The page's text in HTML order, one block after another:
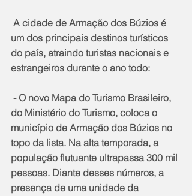
um dos principais destinos turísticos
do país, atraindo turistas nacionais e
estrangeiros durante o ano todo:
do Ministério do Turismo, coloca o
município de Armação dos Búzios no
topo da lista. Na alta temporada, a
população flutuante ultrapassa 300 mil
pessoas. Diante desses números, a
presença de uma unidade da